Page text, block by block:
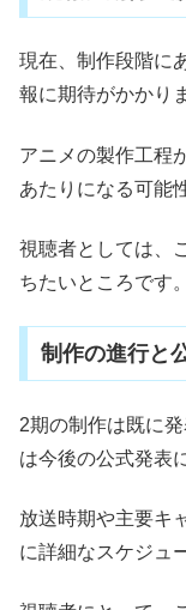
現在、制作段階に
報に期待がかかり
アニメの製作工程
あたりになる可能
視聴者としては、
ちたいところです。
制作の進行と
2期の制作は既に
は今後の公式発表
放送時期や主要キ
に詳細なスケジュ